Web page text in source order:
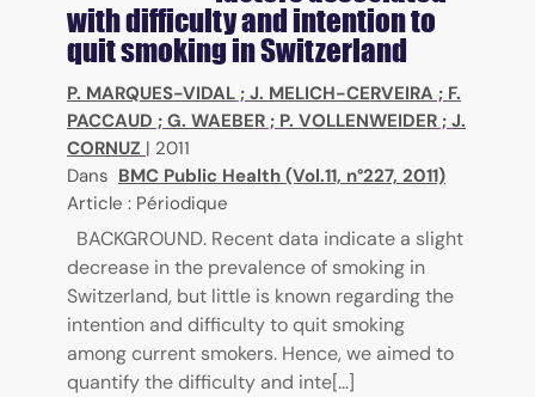
with difficulty and intention to
quit smoking in Switzerland
P. MARQUES-VIDAL ; J. MELICH-CERVEIRA ; F.
PACCAUD ; G. WAEBER ; P. VOLLENWEIDER ; J.
CORNUZ | 2011
Dans BMC Public Health (Vol.11, n°227, 2011)
Article : Périodique
BACKGROUND. Recent data indicate a slight
decrease in the prevalence of smoking in
Switzerland, but little is known regarding the
intention and difficulty to quit smoking
among current smokers. Hence, we aimed to
quantify the difficulty and inte[...]